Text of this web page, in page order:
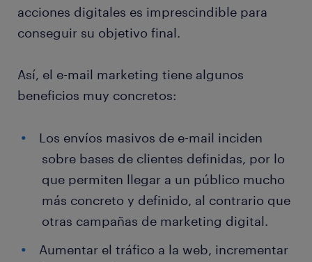
acciones digitales es imprescindible para
conseguir su objetivo final.
Así, el e-mail marketing tiene algunos
beneficios muy concretos:
Los envíos masivos de e-mail inciden
sobre bases de clientes definidas, por lo
que permiten llegar a un público mucho
más concreto y definido, al contrario que
otras campañas de marketing digital.
Aumentar el tráfico a la web, incrementar